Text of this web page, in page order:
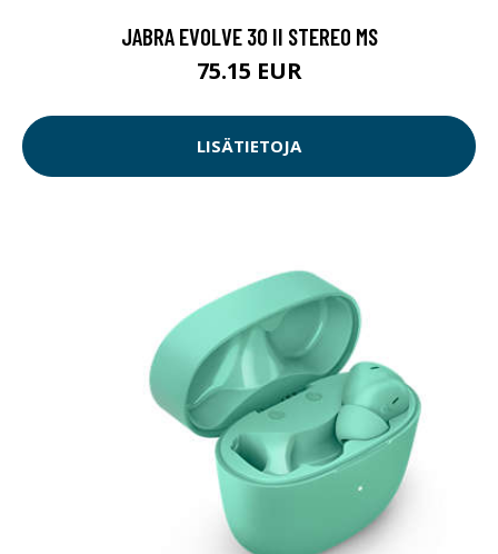
JABRA EVOLVE 30 II STEREO MS
75.15 EUR
LISÄTIETOJA